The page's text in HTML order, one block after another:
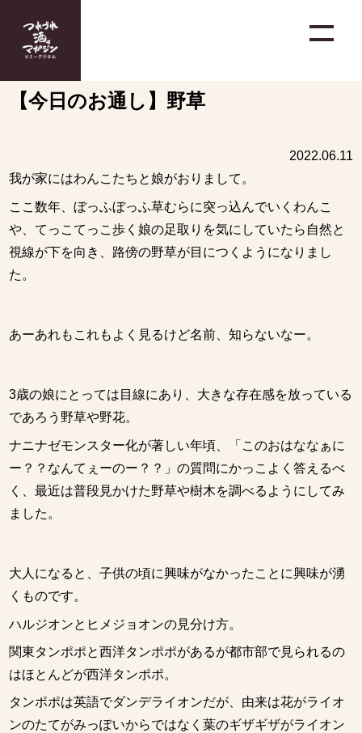
【今日のお通し】野草
2022.06.11
我が家にはわんこたちと娘がおりまして。
ここ数年、ぼっふぼっふ草むらに突っ込んでいくわんこ
や、てっこてっこ歩く娘の足取りを気にしていたら自然と
視線が下を向き、路傍の野草が目につくようになりまし
た。
あーあれもこれもよく見るけど名前、知らないなー。
3歳の娘にとっては目線にあり、大きな存在感を放っている
であろう野草や野花。
ナニナゼモンスター化が著しい年頃、「このおはななぁに
ー？？なんてぇーのー？？」の質問にかっこよく答えるべ
く、最近は普段見かけた野草や樹木を調べるようにしてみ
ました。
大人になると、子供の頃に興味がなかったことに興味が湧
くものです。
ハルジオンとヒメジョオンの見分け方。
関東タンポポと西洋タンポポがあるが都市部で見られるの
はほとんどが西洋タンポポ。
タンポポは英語でダンデライオンだが、由来は花がライオ
ンのたてがみっぽいからではなく葉のギザギザがライオン